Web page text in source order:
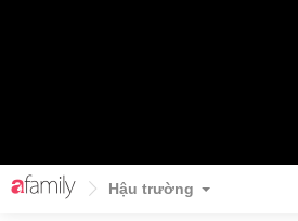
Hậu trường